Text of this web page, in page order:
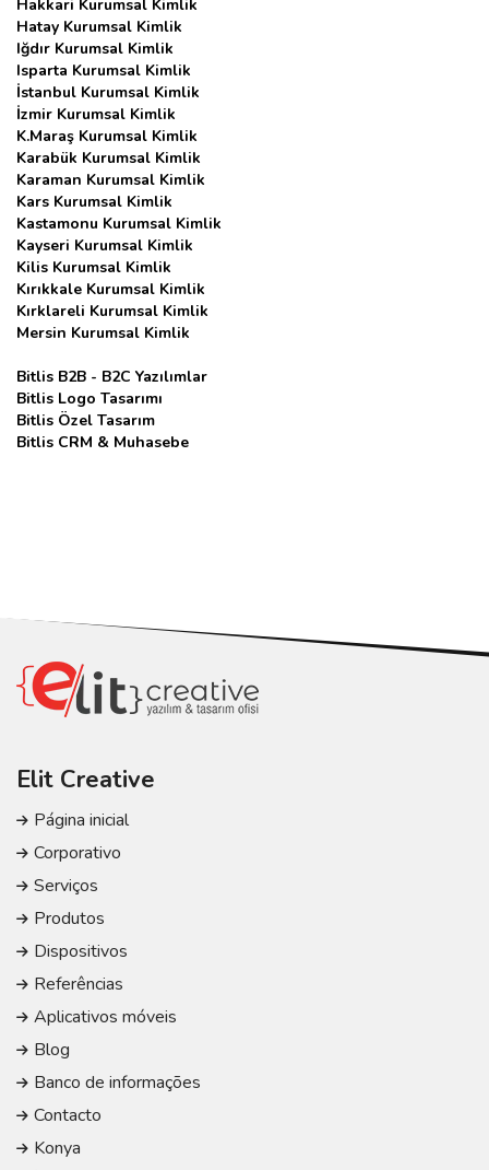
Hakkari Kurumsal Kimlik
Hatay Kurumsal Kimlik
Iğdır Kurumsal Kimlik
Isparta Kurumsal Kimlik
İstanbul Kurumsal Kimlik
İzmir Kurumsal Kimlik
K.Maraş Kurumsal Kimlik
Karabük Kurumsal Kimlik
Karaman Kurumsal Kimlik
Kars Kurumsal Kimlik
Kastamonu Kurumsal Kimlik
Kayseri Kurumsal Kimlik
Kilis Kurumsal Kimlik
Kırıkkale Kurumsal Kimlik
Kırklareli Kurumsal Kimlik
Mersin Kurumsal Kimlik
Bitlis B2B - B2C Yazılımlar
Bitlis Logo Tasarımı
Bitlis Özel Tasarım
Bitlis CRM & Muhasebe
Elit Creative
Página inicial
Corporativo
Serviços
Produtos
Dispositivos
Referências
Aplicativos móveis
Blog
Banco de informações
Contacto
Konya